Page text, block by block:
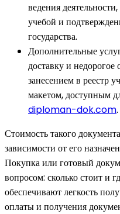
ведения
учебой и
государства.
Дополнительные
доставку и
занесением в реестр
макетом, доступным
diploman-dok.com.
Стоимость такого
зависимости от его
Покупка или готовый
вопросом: сколько стоит и
обеспечивают легкость
оплаты и получения